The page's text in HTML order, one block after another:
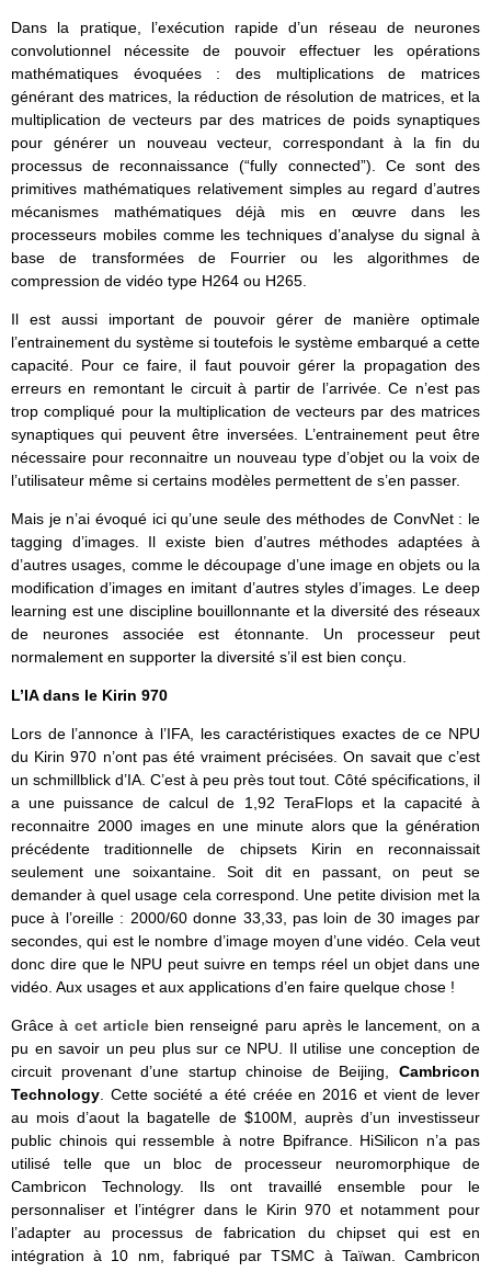
Dans la pratique, l’exécution rapide d’un réseau de neurones
convolutionnel nécessite de pouvoir effectuer les opérations
mathématiques évoquées : des multiplications de matrices
générant des matrices, la réduction de résolution de matrices, et la
multiplication de vecteurs par des matrices de poids synaptiques
pour générer un nouveau vecteur, correspondant à la fin du
processus de reconnaissance (“fully connected”). Ce sont des
primitives mathématiques relativement simples au regard d’autres
mécanismes mathématiques déjà mis en œuvre dans les
processeurs mobiles comme les techniques d’analyse du signal à
base de transformées de Fourrier ou les algorithmes de
compression de vidéo type H264 ou H265.
Il est aussi important de pouvoir gérer de manière optimale
l’entrainement du système si toutefois le système embarqué a cette
capacité. Pour ce faire, il faut pouvoir gérer la propagation des
erreurs en remontant le circuit à partir de l’arrivée. Ce n’est pas
trop compliqué pour la multiplication de vecteurs par des matrices
synaptiques qui peuvent être inversées. L’entrainement peut être
nécessaire pour reconnaitre un nouveau type d’objet ou la voix de
l’utilisateur même si certains modèles permettent de s’en passer.
Mais je n’ai évoqué ici qu’une seule des méthodes de ConvNet : le
tagging d’images. Il existe bien d’autres méthodes adaptées à
d’autres usages, comme le découpage d’une image en objets ou la
modification d’images en imitant d’autres styles d’images. Le deep
learning est une discipline bouillonnante et la diversité des réseaux
de neurones associée est étonnante. Un processeur peut
normalement en supporter la diversité s’il est bien conçu.
L’IA dans le Kirin 970
Lors de l’annonce à l’IFA, les caractéristiques exactes de ce NPU
du Kirin 970 n’ont pas été vraiment précisées. On savait que c’est
un schmillblick d’IA. C’est à peu près tout tout. Côté spécifications, il
a une puissance de calcul de 1,92 TeraFlops et la capacité à
reconnaitre 2000 images en une minute alors que la génération
précédente traditionnelle de chipsets Kirin en reconnaissait
seulement une soixantaine. Soit dit en passant, on peut se
demander à quel usage cela correspond. Une petite division met la
puce à l’oreille : 2000/60 donne 33,33, pas loin de 30 images par
secondes, qui est le nombre d’image moyen d’une vidéo. Cela veut
donc dire que le NPU peut suivre en temps réel un objet dans une
vidéo. Aux usages et aux applications d’en faire quelque chose !
Grâce à cet articlebien renseigné paru après le lancement, on a
pu en savoir un peu plus sur ce NPU. Il utilise une conception de
circuit provenant d’une startup chinoise de Beijing, Cambricon
Technology . Cette société a été créée en 2016 et vient de lever
au mois d’aout la bagatelle de $100M, auprès d’un investisseur
public chinois qui ressemble à notre Bpifrance. HiSilicon n’a pas
utilisé telle que un bloc de processeur neuromorphique de
Cambricon Technology. Ils ont travaillé ensemble pour le
personnaliser et l’intégrer dans le Kirin 970 et notamment pour
l’adapter au processus de fabrication du chipset qui est en
intégration à 10 nm, fabriqué par TSMC à Taïwan. Cambricon